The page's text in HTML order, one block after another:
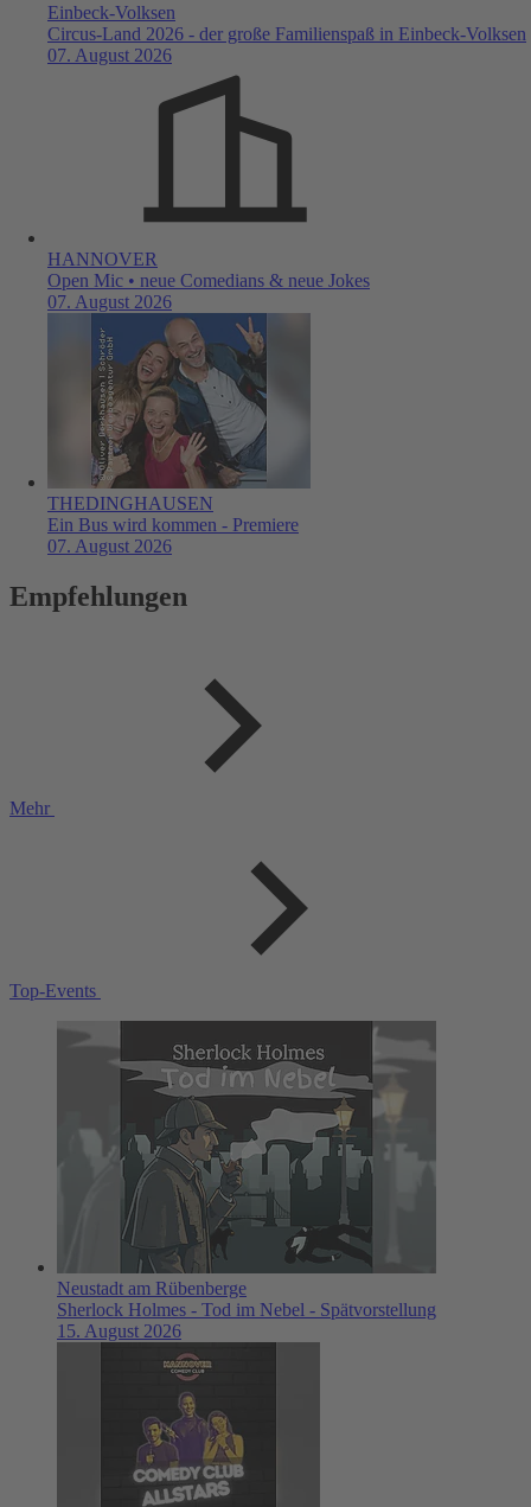
Einbeck-Volksen
Circus-Land 2026 - der große Familienspaß in Einbeck-Volksen
07. August 2026
HANNOVER
Open Mic • neue Comedians & neue Jokes
07. August 2026
THEDINGHAUSEN
Ein Bus wird kommen - Premiere
07. August 2026
Empfehlungen
Mehr
Top-Events
Neustadt am Rübenberge
Sherlock Holmes - Tod im Nebel - Spätvorstellung
15. August 2026